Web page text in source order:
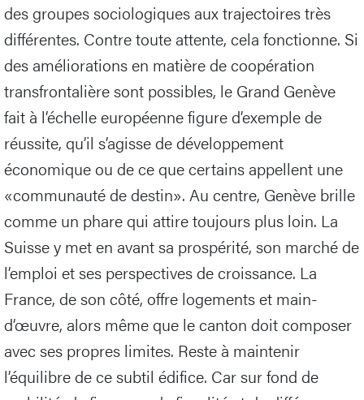
des groupes sociologiques aux trajectoires très
différentes. Contre toute attente, cela fonctionne. Si
des améliorations en matière de coopération
transfrontalière sont possibles, le Grand Genève
fait à l’échelle européenne figure d’exemple de
réussite, qu’il s’agisse de développement
économique ou de ce que certains appellent une
«communauté de destin». Au centre, Genève brille
comme un phare qui attire toujours plus loin. La
Suisse y met en avant sa prospérité, son marché de
l’emploi et ses perspectives de croissance. La
France, de son côté, offre logements et main-
d’œuvre, alors même que le canton doit composer
avec ses propres limites. Reste à maintenir
l’équilibre de ce subtil édifice. Car sur fond de